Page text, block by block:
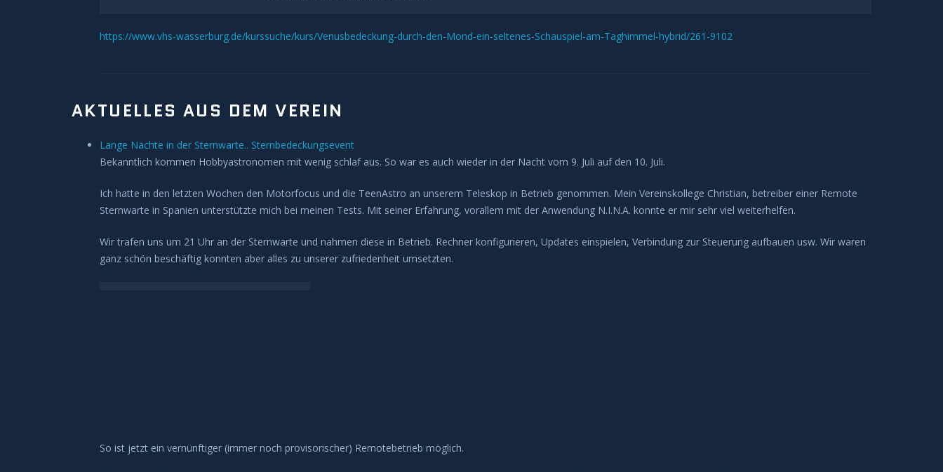
https://www.vhs-wasserburg.de/kurssuche/kurs/Venusbedeckung-durch-den-Mond-ein-seltenes-Schauspiel-am-Taghimmel-hybrid/261-9102
AKTUELLES AUS DEM VEREIN
Lange Nächte in der Sternwarte.. Sternbedeckungsevent
Bekanntlich kommen Hobbyastronomen mit wenig schlaf aus. So war es auch wieder in der Nacht vom 9. Juli auf den 10. Juli.
Ich hatte in den letzten Wochen den Motorfocus und die TeenAstro an unserem Teleskop in Betrieb genommen. Mein Vereinskollege Christian, betreiber einer Remote
Sternwarte in Spanien unterstützte mich bei meinen Tests. Mit seiner Erfahrung, vorallem mit der Anwendung N.I.N.A. konnte er mir sehr viel weiterhelfen.
Wir trafen uns um 21 Uhr an der Sternwarte und nahmen diese in Betrieb. Rechner konfigurieren, Updates einspielen, Verbindung zur Steuerung aufbauen usw. Wir waren
ganz schön beschäftig konnten aber alles zu unserer zufriedenheit umsetzten.
So ist jetzt ein vernünftiger (immer noch provisorischer) Remotebetrieb möglich.